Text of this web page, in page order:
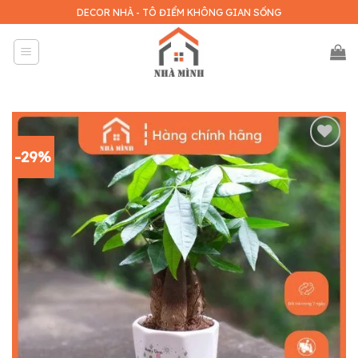
to
content
DECOR NHÀ - TÔ ĐIỂM KHÔNG GIAN SỐNG
-29%
Add to
wishlist